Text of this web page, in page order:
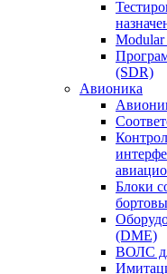
Modular
(SDR)
Авионика
Блоки
(DME)
ВОЛС